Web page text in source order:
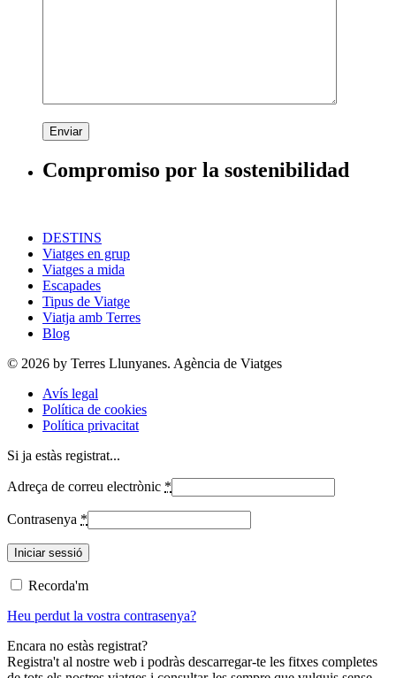
Enviar
Compromiso por la sostenibilidad
DESTINS
Viatges en grup
Viatges a mida
Escapades
Tipus de Viatge
Viatja amb Terres
Blog
© 2026 by Terres Llunyanes. Agència de Viatges
Avís legal
Política de cookies
Política privacitat
Si ja estàs registrat...
Adreça de correu electrònic *
Contrasenya *
Recorda'm
Heu perdut la vostra contrasenya?
Encara no estàs registrat?
Registra't al nostre web i podràs descarregar-te les fitxes completes